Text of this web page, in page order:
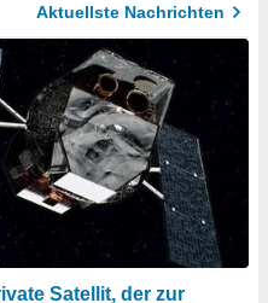
Aktuellste Nachrichten
Satellit, der zur